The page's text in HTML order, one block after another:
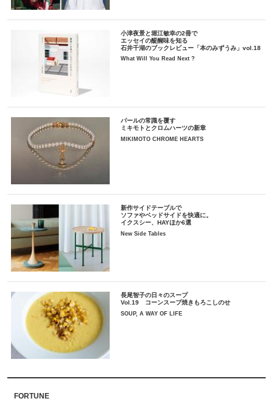
小津夜景と堀江敏幸の2冊で
エッセイの醍醐味を知る
石井千湖のブックレビュー「本のみずうみ」vol.18
What Will You Read Next ?
パールの常識を覆す
ミキモトとクロムハーツの新章
MIKIMOTO CHROME HEARTS
新作サイドテーブルで
ソファやベッドサイドを快適に。
イクスシー、HAYほか6選
New Side Tables
長尾智子の日々のスープ
Vol.19 コーンスープ焼きもろこしのせ
SOUP, A WAY OF LIFE
FORTUNE